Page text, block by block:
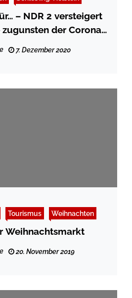
– NDR 2 versteigert
der Corona-
7. Dezember 2020
Tourismus Weihnachten
Weihnachtsmarkt
20. November 2019